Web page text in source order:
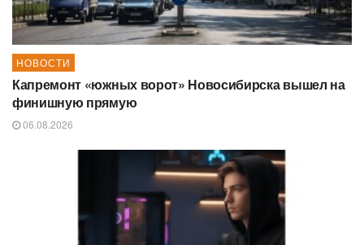
НОВОСТИ
Капремонт «южных ворот» Новосибирска вышел на
финишную прямую
06.08.2026